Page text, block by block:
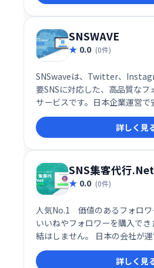
SNSWAVE
0.0 (0件)
SNSwaveは、Twitter、
要SNSに対応した、高品質な
サービスです。日本企業運営で
遵守しているのでアカウント
ん。ワンクリックで簡単に注文
ーを増やし、アカウントのエ
れます。人気No.1サービスで
しょう！
詳しく見
SNS集客代行.Net
0.0 (0件)
人気No.1 価値のあるフォロワ
いいねやフォロワーを購入で
結はしません。 日本の会社が
を遵守したサービスです ばれ
買うことができます。パスワー
詳しく見